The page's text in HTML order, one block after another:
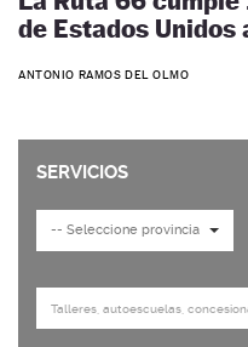
de Estados Unidos
ANTONIO RAMOS DEL OLMO